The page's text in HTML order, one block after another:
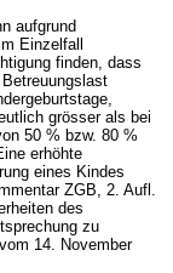
aufgrund
Einzelfall
finden, dass
grösser als bei
50 % bzw. 80 %
erhöhte
eines Kindes
ZGB, 2. Aufl.
des
zu
14. November